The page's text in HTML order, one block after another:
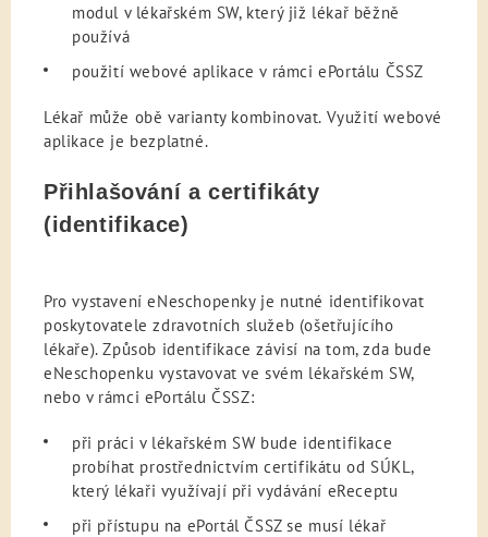
modul v lékařském SW, který již lékař běžně
používá
použití webové aplikace v rámci ePortálu ČSSZ
Lékař může obě varianty kombinovat. Využití webové
aplikace je bezplatné.
Přihlašování a certifikáty
(identifikace)
Pro vystavení eNeschopenky je nutné identifikovat
poskytovatele zdravotních služeb (ošetřujícího
lékaře). Způsob identifikace závisí na tom, zda bude
eNeschopenku vystavovat ve svém lékařském SW,
nebo v rámci ePortálu ČSSZ:
při práci v lékařském SW bude identifikace
probíhat prostřednictvím certifikátu od SÚKL,
který lékaři využívají při vydávání eReceptu
při přístupu na ePortál ČSSZ se musí lékař